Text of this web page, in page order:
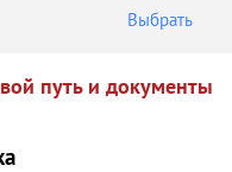
Выбрать
путь и документы